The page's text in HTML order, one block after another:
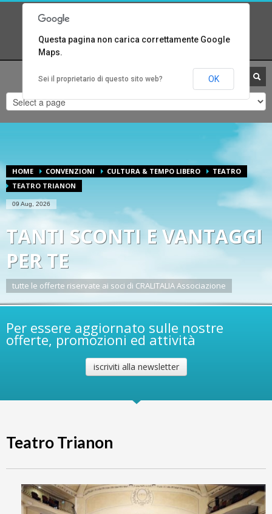
UFFICI CRALITALIA
CONTATTA
SEGRETERIA.
2
CONTATTA
3
CONTATTA
Per qualsiasi altro tipo di problema invia un email ad
assistenza@cralitalia.it
ORARI DI APERTURA
HOME CONVENZIONI CULTURA & TEMPO LIBERO
TEATRO
TEATRO TRIANON
09 Aug, 2026
TANTI SCONTI E VANTAGGI
PER TE
tutte le offerte riservate ai soci di CRALITALIA Associazione
Per essere aggiornato sulle nostre
offerte, promozioni ed attività
iscriviti alla newsletter
Teatro Trianon
Questa pagina non carica correttamente Google
Maps.
Sei il proprietario di questo sito web? OK